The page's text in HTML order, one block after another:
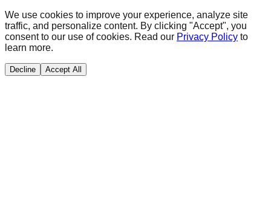
We use cookies to improve your experience, analyze site
traffic, and personalize content. By clicking "Accept", you
consent to our use of cookies. Read our Privacy Policy to
learn more.
Decline Accept All